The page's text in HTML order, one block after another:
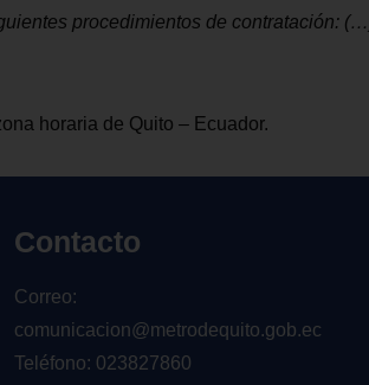
procedimientos de contratación: (…
horaria de Quito – Ecuador.
Contacto
Correo:
comunicacion@metrodequito.gob.ec
Teléfono: 023827860